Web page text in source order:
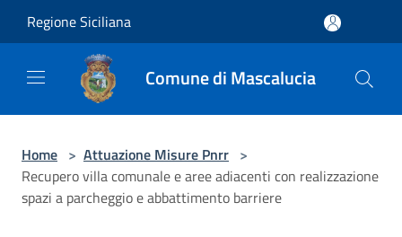
Regione Siciliana
Comune di Mascalucia
Home > Attuazione Misure Pnrr >
Recupero villa comunale e aree adiacenti con realizzazione
spazi a parcheggio e abbattimento barriere